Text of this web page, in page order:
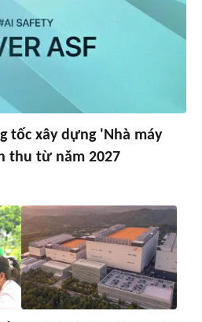
tốc xây dựng 'Nhà máy
thu từ năm 2027